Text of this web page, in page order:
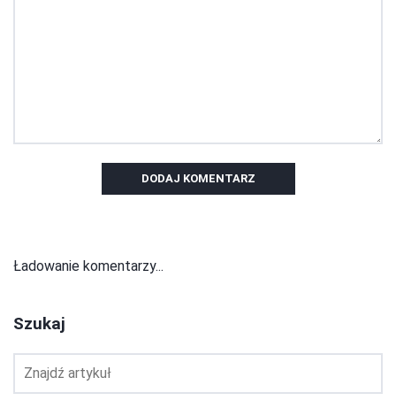
DODAJ KOMENTARZ
Ładowanie komentarzy...
Szukaj